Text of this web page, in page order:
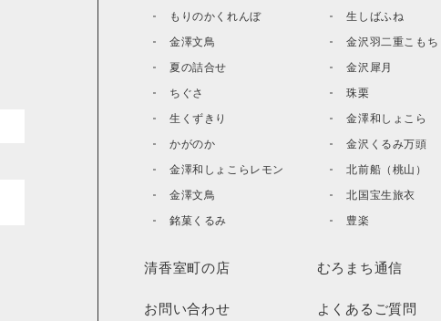
もりのかくれんぼ
金澤文鳥
夏の詰合せ
ちぐさ
生くずきり
かがのか
金澤和しょこらレモン
金澤文鳥
銘菓くるみ
生しばふね
金沢羽二重こもち
金沢犀月
珠栗
金澤和しょこら
金沢くるみ万頭
北前船（桃山）
北国宝生旅衣
豊楽
清香室町の店 むろまち通信
お問い合わせ よくあるご質問